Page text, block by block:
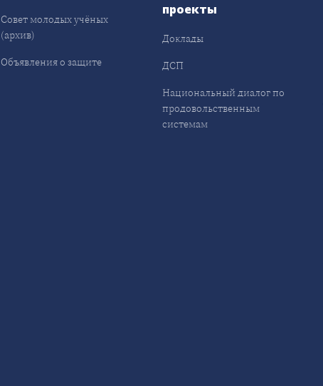
Совет молодых учёных
(архив)
Объявления о защите
проекты
Доклады
ДСП
Национальный диалог по
продовольственным
системам